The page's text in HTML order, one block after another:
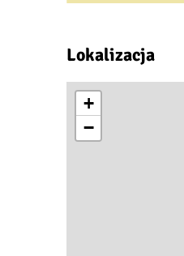
Lokalizacja
+
−